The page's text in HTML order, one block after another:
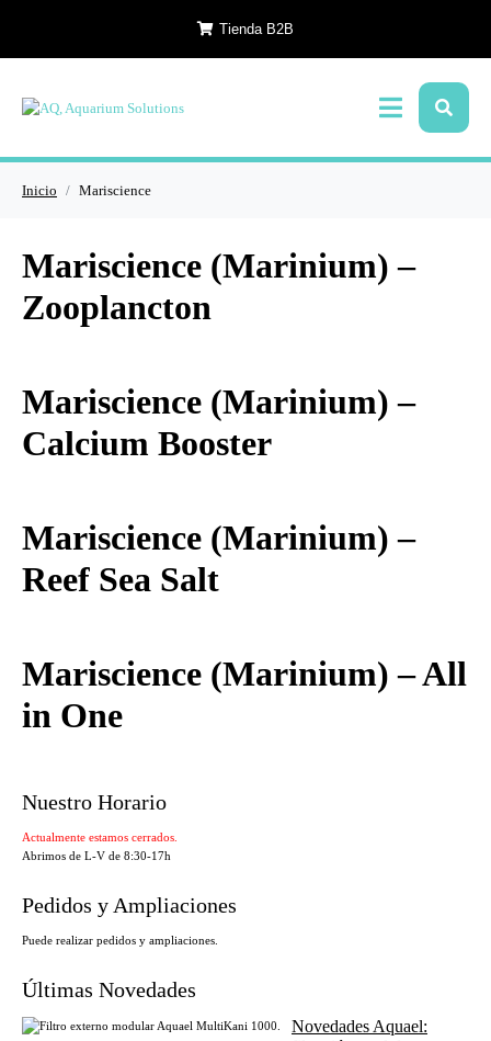
Tienda B2B
Inicio Mariscience
Mariscience (Marinium) –
Zooplancton
Mariscience (Marinium) –
Calcium Booster
Mariscience (Marinium) –
Reef Sea Salt
Mariscience (Marinium) – All
in One
Nuestro Horario
Actualmente estamos cerrados.
Abrimos de L-V de 8:30-17h
Pedidos y Ampliaciones
Puede realizar pedidos y ampliaciones.
Últimas Novedades
Novedades Aquael: